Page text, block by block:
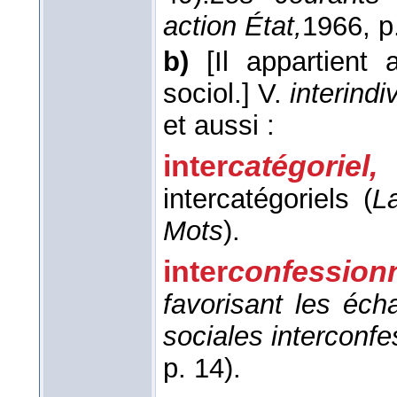
action État,1966,
b)
[Il appartient
sociol.] V.
et aussi :
inter
intercatégoriels (
Mots).
inter
favorisant les
sociales
p. 14).